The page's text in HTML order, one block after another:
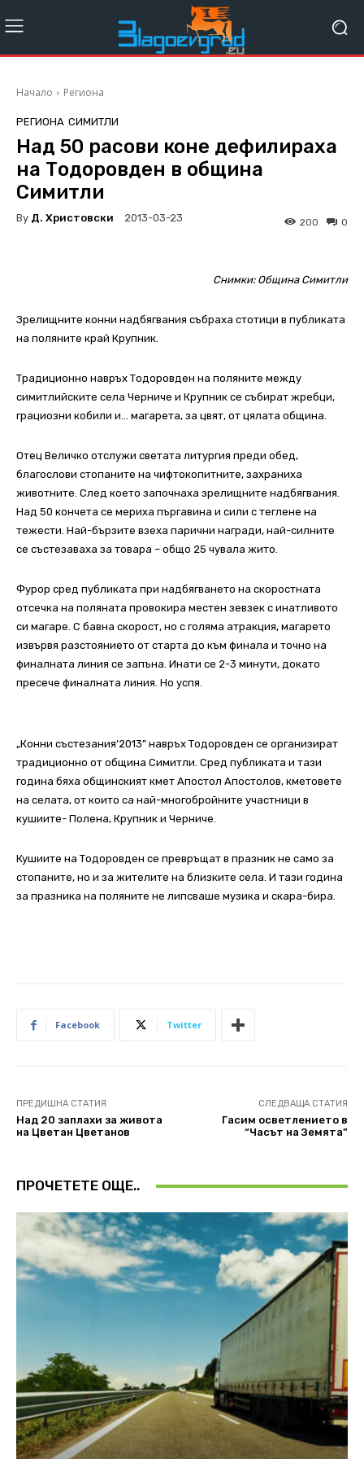
Начало Региона
РЕГИОНА СИМИТЛИ
Над 50 расови коне дефилираха
на Тодоровден в община
Симитли
By Д. Христовски 2013-03-23 0
200
Снимки: Община Симитли
Зрелищните конни надбягвания събраха стотици в публиката
на поляните край Крупник.
Традиционно навръх Тодоровден на поляните между
симитлийските села Черниче и Крупник се събират жребци,
грациозни кобили и… магарета, за цвят, от цялата община.
Отец Величко отслужи светата литургия преди обед,
благослови стопаните на чифтокопитните, захраниха
животните. След което започнаха зрелищните надбягвания.
Над 50 кончета се мериха пъргавина и сили с теглене на
тежести. Най-бързите взеха парични награди, най-силните
се състезаваха за товара – общо 25 чувала жито.
Фурор сред публиката при надбягването на скоростната
отсечка на поляната провокира местен зевзек с инатливото
си магаре. С бавна скорост, но с голяма атракция, магарето
извървя разстоянието от старта до към финала и точно на
финалната линия се запъна. Инати се 2-3 минути, докато
пресече финалната линия. Но успя.
„Конни състезания’2013” навръх Тодоровден се организират
традиционно от община Симитли. Сред публиката и тази
година бяха общинският кмет Апостол Апостолов, кметовете
на селата, от които са най-многобройните участници в
кушиите- Полена, Крупник и Черниче.
Кушиите на Тодоровден се превръщат в празник не само за
стопаните, но и за жителите на близките села. И тази година
за празника на поляните не липсваше музика и скара-бира.
Facebook Twitter
ПРЕДИШНА СТАТИЯ
Над 20 заплахи за живота
на Цветан Цветанов
СЛЕДВАЩА СТАТИЯ
Гасим осветлението в
“Часът на Земята”
ПРОЧЕТЕТЕ ОЩЕ..